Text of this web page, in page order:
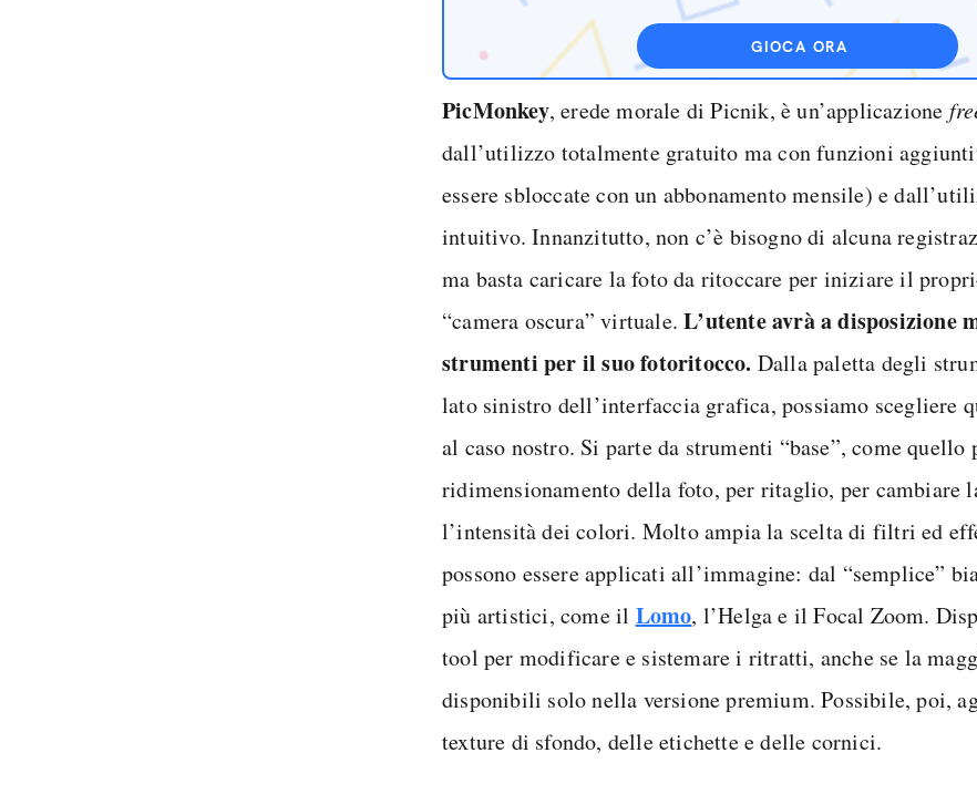
GIOCA ORA
PicMonkey, erede morale di Picnik, è un’applicazione
dall’utilizzo totalmente gratuito ma con funzioni
essere sbloccate con un abbonamento mensile) e
intuitivo. Innanzitutto, non c’è bisogno di alcuna
ma basta caricare la foto da ritoccare per iniziare il
“camera oscura” virtuale.L’utente avrà a disposizione
strumenti per il suo fotoritocco. Dalla paletta degli
lato sinistro dell’interfaccia grafica, possiamo scegliere
al caso nostro. Si parte da strumenti “base”, come quello
ridimensionamento della foto, per ritaglio, per cambiare
l’intensità dei colori. Molto ampia la scelta di filtri ed
possono essere applicati all’immagine: dal “semplice”
più artistici, come il Lomo, l’Helga e il Focal Zoom.
tool per modificare e sistemare i ritratti, anche se la
disponibili solo nella versione premium. Possibile, poi,
texture di sfondo, delle etichette e delle cornici.